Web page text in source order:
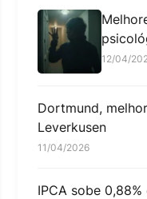
12/04/
Dortmund,
Leverkusen
11/04/2026
IPCA sobe